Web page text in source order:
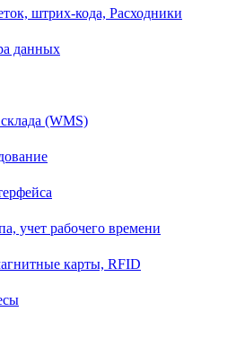
штрих-кода, Расходники
данных
(WMS)
учет рабочего времени
карты, RFID